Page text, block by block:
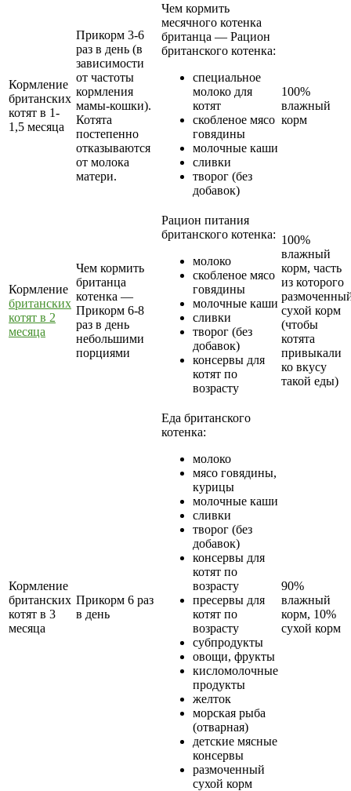
Кормление
британских
котят в 1-
1,5 месяца
Прикорм 3-6
раз в день (в
зависимости
от частоты
кормления
мамы-кошки).
Котята
постепенно
отказываются
от молока
матери.
Чем кормить
месячного котенка
британца — Рацион
британского котенка:
специальное
молоко для
котят
скобленое мясо
говядины
молочные каши
сливки
творог (без
добавок)
100%
влажный
корм
Кормление
британских
котят в 2
месяца
Чем кормить
британца
котенка —
Прикорм 6-8
раз в день
небольшими
порциями
Рацион питания
британского котенка:
молоко
скобленое мясо
говядины
молочные каши
сливки
творог (без
добавок)
консервы для
котят по
возрасту
100%
влажный
корм, часть
из которого
сухой корм
(чтобы
котята
привыкали
ко вкусу
такой еды)
Кормление
британских
котят в 3
месяца
Прикорм 6 раз
в день
Еда британского
котенка:
молоко
мясо говядины,
курицы
молочные каши
сливки
творог (без
добавок)
консервы для
котят по
возрасту
пресервы для
котят по
возрасту
субпродукты
овощи, фрукты
кисломолочные
продукты
желток
морская рыба
(отварная)
детские мясные
консервы
размоченный
сухой корм
90%
влажный
корм, 10%
сухой корм